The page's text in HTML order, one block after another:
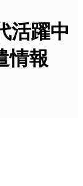
活躍中
情報